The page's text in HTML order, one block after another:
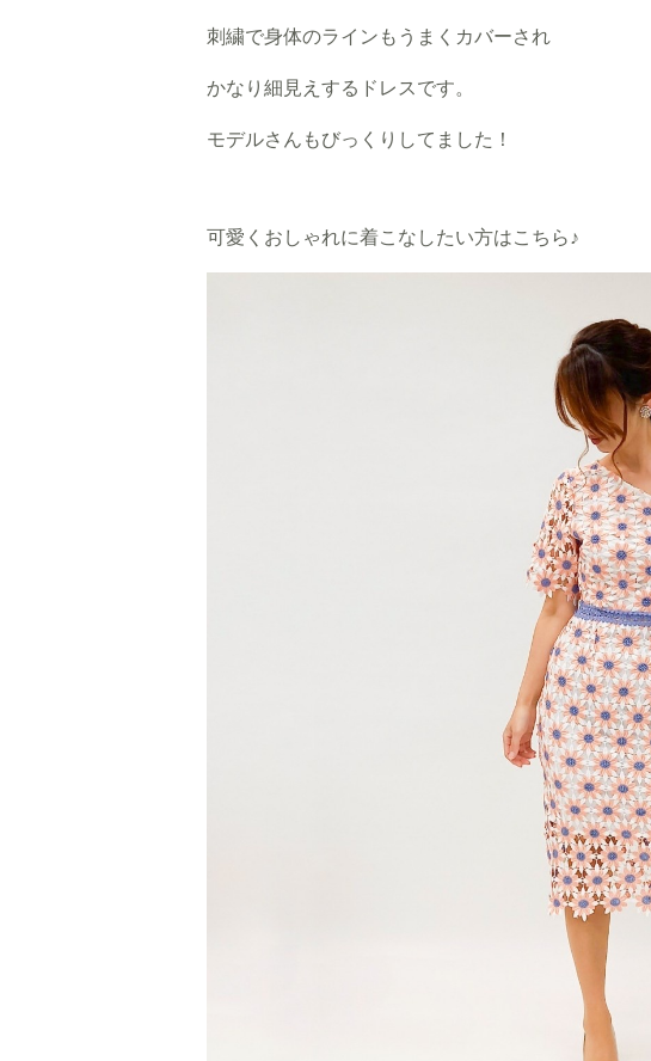
刺繍で身体のラインもうまくカバーされ
かなり細見えするドレスです。
モデルさんもびっくりしてました！
可愛くおしゃれに着こなしたい方はこちら♪